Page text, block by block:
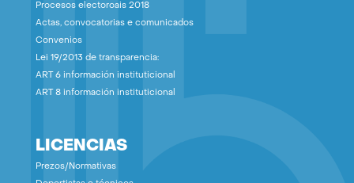
Procesos electoroais 2018
Actas, convocatorias e comunicados
Convenios
Lei 19/2013 de transparencia:
ART 6 información instituticional
ART 8 información instituticional
LICENCIAS
Prezos/Normativas